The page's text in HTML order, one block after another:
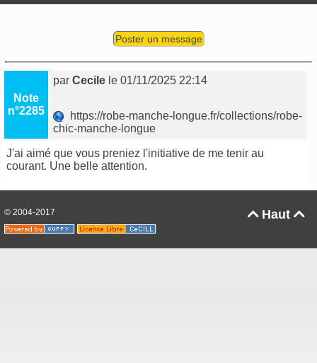
Poster un message
Note
n°2285
parCecile le 01/11/2025 22:14
https://robe-manche-longue.fr/collections/robe-
chic-manche-longue
J'ai aimé que vous preniez l'initiative de me tenir au
courant. Une belle attention.
Haut 
© 2004-2017